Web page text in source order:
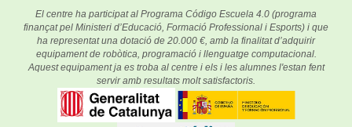
El centre ha participat al Programa Código Escuela 4.0 (programa
finançat pel Ministeri d’Educació, Formació Professional i Esports) i que
ha representat una dotació de 20.000 €, amb la finalitat d’adquirir
equipament de robòtica, programació i llenguatge computacional.
Aquest equipament ja es troba al centre i els i les alumnes l'estan fent
servir amb resultats molt satisfactoris.